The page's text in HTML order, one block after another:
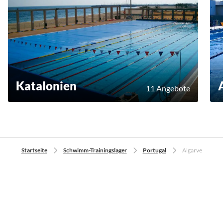
Katalonien 11 Angebote
Startseite Schwimm-Trainingslager Portugal Algarve